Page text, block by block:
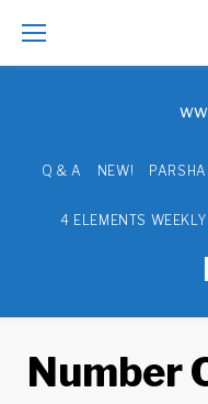
Skip
to
Q & A NEW! PARSHA
4 ELEMENTS WEEKLY
Number